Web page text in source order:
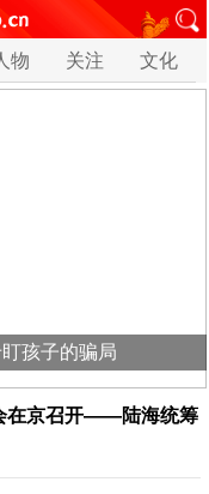
物 关注 文化
孩子的骗局
在京召开——陆海统筹